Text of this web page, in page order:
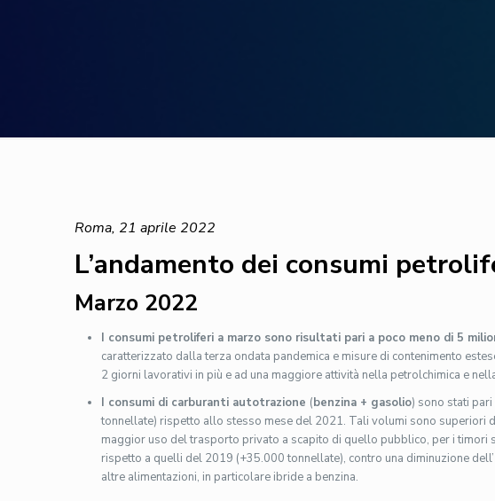
Roma, 21 aprile 2022
L’andamento dei consumi
Marzo 2022
I consumi petroliferi a marzo sono risultati pari a poco meno di 5
caratterizzato dalla terza ondata pandemica e misure di contenimento
2 giorni lavorativi in più e ad una maggiore attività nella petrolchimica e
I consumi di carburanti autotrazione (benzina + gasolio) sono stati
tonnellate) rispetto allo stesso mese del 2021. Tali volumi sono superiori
maggior uso del trasporto privato a scapito di quello pubblico, per i
rispetto a quelli del 2019 (+35.000 tonnellate), contro una diminuzione
altre alimentazioni, in particolare ibride a benzina.